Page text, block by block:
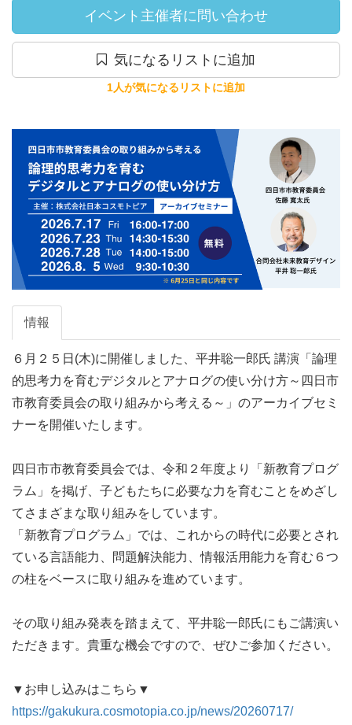
イベント主催者に問い合わせ
気になるリストに追加
1人が気になるリストに追加
情報
６月２５日(木)に開催しました、平井聡一郎氏 講演「論理
的思考力を育むデジタルとアナログの使い分け方～四日市
市教育委員会の取り組みから考える～」のアーカイブセミ
ナーを開催いたします。
四日市市教育委員会では、令和２年度より「新教育プログ
ラム」を掲げ、子どもたちに必要な力を育むことをめざし
てさまざまな取り組みをしています。
「新教育プログラム」では、これからの時代に必要とされ
ている言語能力、問題解決能力、情報活用能力を育む６つ
の柱をベースに取り組みを進めています。
その取り組み発表を踏まえて、平井聡一郎氏にもご講演い
ただきます。貴重な機会ですので、ぜひご参加ください。
https://gakukura.cosmotopia.co.jp/news/20260717/